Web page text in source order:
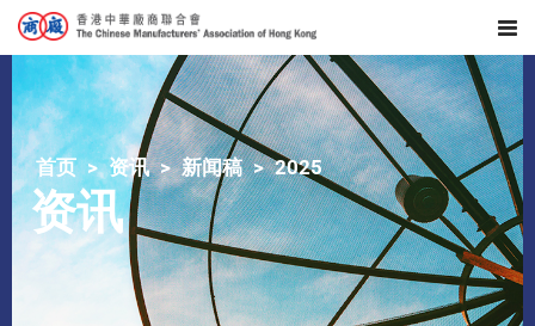
首页 资讯 新闻稿 2025
资讯